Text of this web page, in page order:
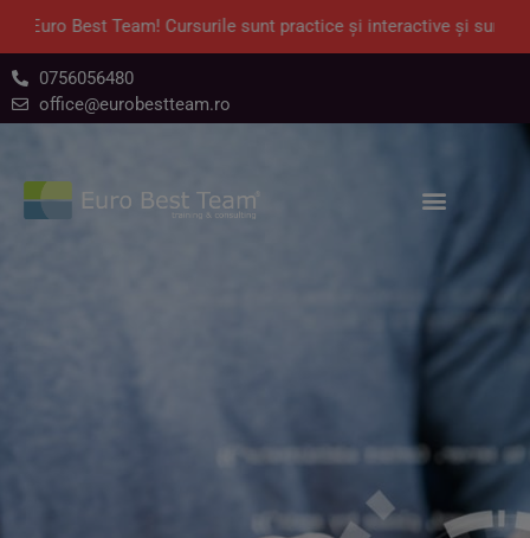
Euro Best Team! Cursurile sunt practice și interactive și sunt
0756056480
office@eurobestteam.ro